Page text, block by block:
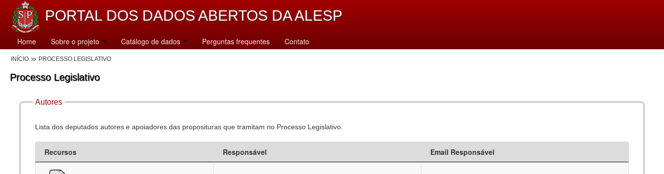
PORTAL DOS DADOS ABERTOS DA ALESP
Home Sobre o projeto Catálogo de dados Perguntas frequentes Contato
INÍCIO PROCESSO LEGISLATIVO
Processo Legislativo
Autores
Lista dos deputados autores e apoiadores das proposituras que tramitam no Processo Legislativo.
Recursos Responsável Email Responsável